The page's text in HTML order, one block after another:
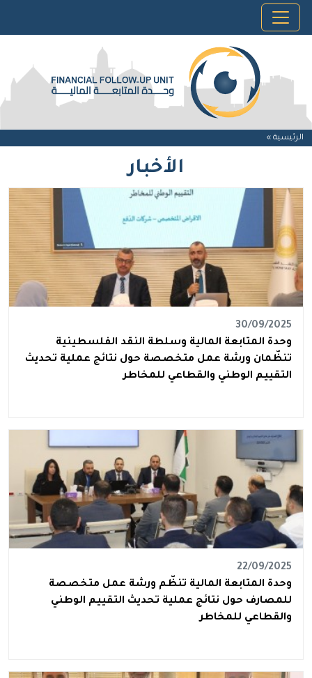
الرئيسية »
الأخبار
30/09/2025
وحدة المتابعة المالية وسلطة النقد الفلسطينية
تنظّمان ورشة عمل متخصصة حول نتائج عملية تحديث
التقييم الوطني والقطاعي للمخاطر
22/09/2025
وحدة المتابعة المالية تنظّم ورشة عمل متخصصة
للمصارف حول نتائج عملية تحديث التقييم الوطني
والقطاعي للمخاطر